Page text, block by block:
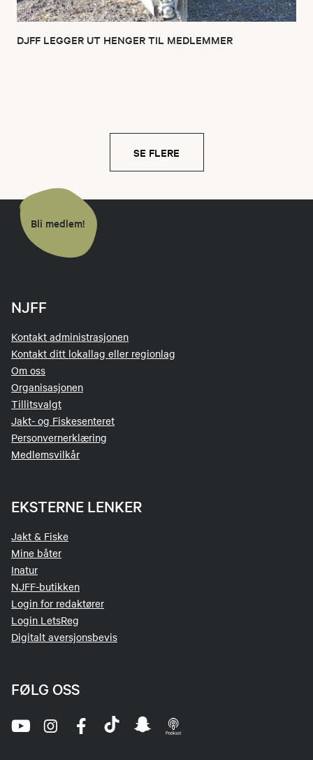
DJFF LEGGER UT HENGER TIL MEDLEMMER
SE FLERE
Bli medlem!
NJFF
Kontakt administrasjonen
Kontakt ditt lokallag eller regionlag
Om oss
Organisasjonen
Tillitsvalgt
Jakt- og Fiskesenteret
Personvernerklæring
Medlemsvilkår
EKSTERNE LENKER
Jakt & Fiske
Mine båter
Inatur
NJFF-butikken
Login for redaktører
Login LetsReg
Digitalt aversjonsbevis
FØLG OSS